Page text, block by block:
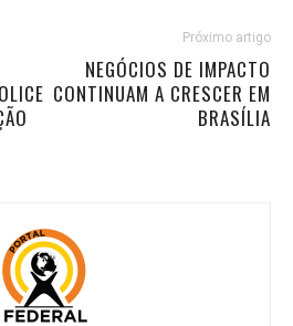
Próximo artigo
NEGÓCIOS DE IMPACTO
CONTINUAM A CRESCER EM
BRASÍLIA